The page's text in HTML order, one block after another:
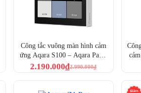
Công tắc vuông màn hình cảm
ứng Aqara S100 – Aqara Panel
Switch S100 (MP-K04D)
2.990.000₫
2.190.000₫